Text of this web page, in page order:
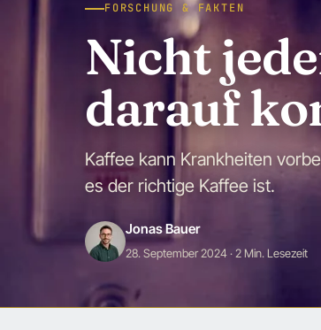
FORSCHUNG & FAKTEN
Nicht
darauf
Kaffee kann Krankheiten
es der richtige Kaffee ist.
Jonas Bauer
28. September 2024 · 2 Min. Lesezeit